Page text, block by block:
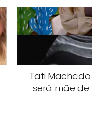
Tati
será mãe de